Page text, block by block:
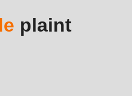
plaint